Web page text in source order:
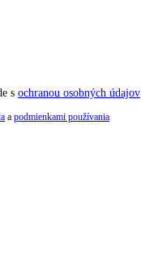
s ochranou osobných údajov
a podmienkami používania